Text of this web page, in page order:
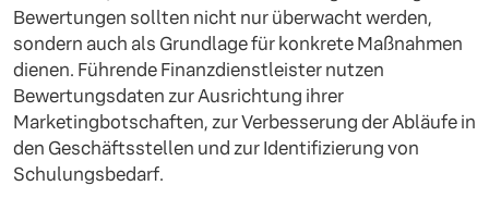
Bewertungen sollten nicht nur überwacht werden,
sondern auch als Grundlage für konkrete Maßnahmen
dienen. Führende Finanzdienstleister nutzen
Bewertungsdaten zur Ausrichtung ihrer
Marketingbotschaften, zur Verbesserung der Abläufe in
den Geschäftsstellen und zur Identifizierung von
Schulungsbedarf.